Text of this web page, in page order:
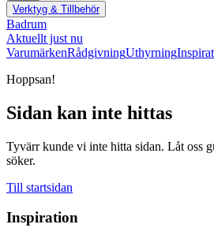
Verktyg & Tillbehör
Badrum
Aktuellt just nu
VarumärkenRådgivningUthyrning
Hoppsan!
Sidan kan inte hittas
Tyvärr kunde vi inte hitta sidan. Låt oss
söker.
Till startsidan
Inspiration